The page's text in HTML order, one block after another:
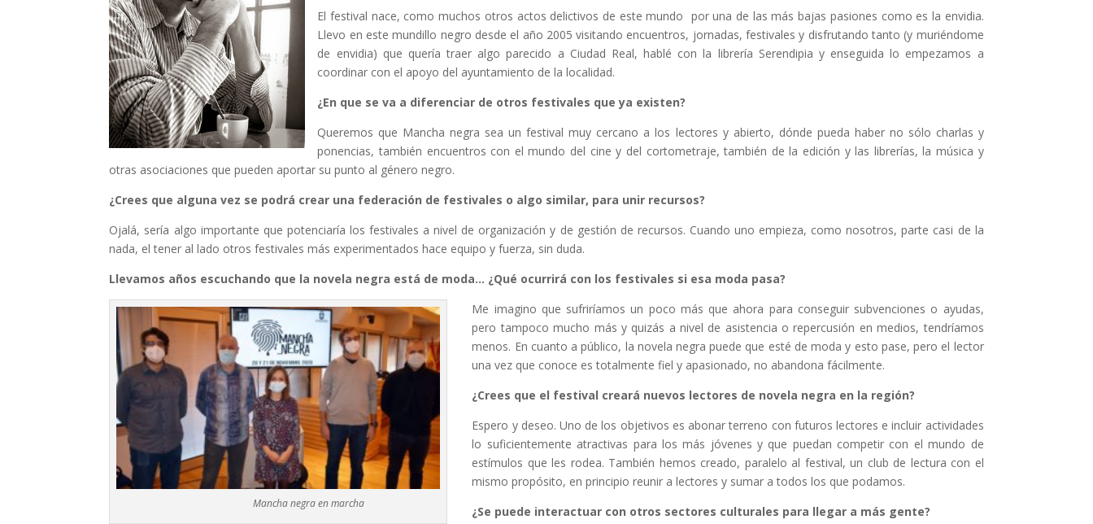
El festival nace, como muchos otros actos delictivos de este mundo por una de las más bajas pasiones como es la envidia.
Llevo en este mundillo negro desde el año 2005 visitando encuentros, jornadas, festivales y disfrutando tanto (y muriéndome
de envidia) que quería traer algo parecido a Ciudad Real, hablé con la librería Serendipia y enseguida lo empezamos a
coordinar con el apoyo del ayuntamiento de la localidad.
¿En que se va a diferenciar de otros festivales que ya existen?
Queremos que Mancha negra sea un festival muy cercano a los lectores y abierto, dónde pueda haber no sólo charlas y
ponencias, también encuentros con el mundo del cine y del cortometraje, también de la edición y las librerías, la música y
otras asociaciones que pueden aportar su punto al género negro.
¿Crees que alguna vez se podrá crear una federación de festivales o algo similar, para unir recursos?
Ojalá, sería algo importante que potenciaría los festivales a nivel de organización y de gestión de recursos. Cuando uno empieza, como nosotros, parte casi de la
nada, el tener al lado otros festivales más experimentados hace equipo y fuerza, sin duda.
Llevamos años escuchando que la novela negra está de moda… ¿Qué ocurrirá con los festivales si esa moda pasa?
Mancha negra en marcha
Me imagino que sufriríamos un poco más que ahora para conseguir subvenciones o ayudas,
pero tampoco mucho más y quizás a nivel de asistencia o repercusión en medios, tendríamos
menos. En cuanto a público, la novela negra puede que esté de moda y esto pase, pero el lector
una vez que conoce es totalmente fiel y apasionado, no abandona fácilmente.
¿Crees que el festival creará nuevos lectores de novela negra en la región?
Espero y deseo. Uno de los objetivos es abonar terreno con futuros lectores e incluir actividades
lo suficientemente atractivas para los más jóvenes y que puedan competir con el mundo de
estímulos que les rodea. También hemos creado, paralelo al festival, un club de lectura con el
mismo propósito, en principio reunir a lectores y sumar a todos los que podamos.
¿Se puede interactuar con otros sectores culturales para llegar a más gente?